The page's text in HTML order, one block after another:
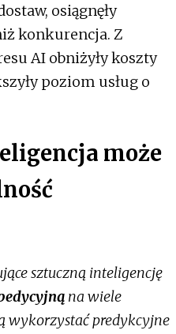
osiągnęły
konkurencja. Z
AI obniżyły koszty
poziom usług o
może
sztuczną inteligencję
na wiele
wykorzystać predykcyjne